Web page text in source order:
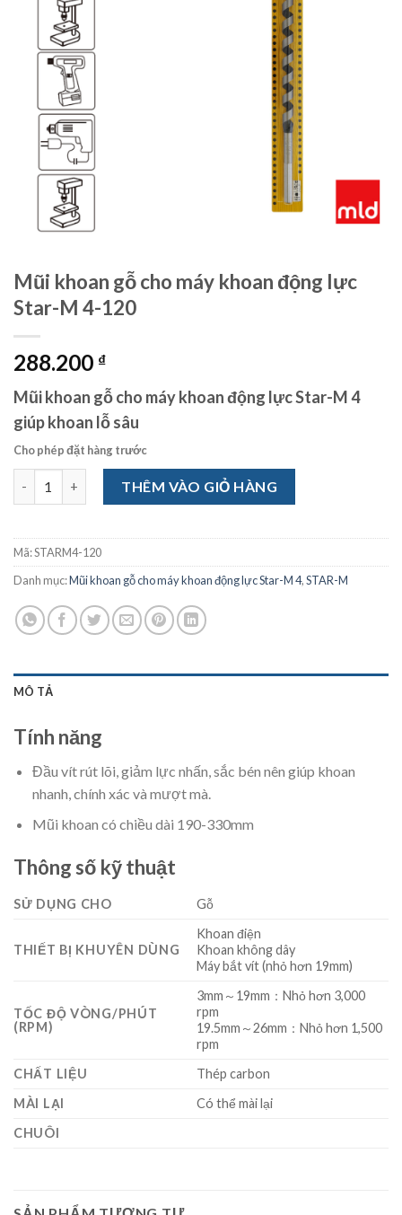
Mũi khoan gỗ cho máy khoan động lực
Star-M 4-120
288.200 ₫
Mũi khoan gỗ cho máy khoan động lực Star-M 4
giúp khoan lỗ sâu
Cho phép đặt hàng trước
Mũi khoan gỗ cho máy khoan động lực Star-M 4-120 số lượng
THÊM VÀO GIỎ HÀNG
Mã:STARM4-120
Danh mục:Mũi khoan gỗ cho máy khoan động lực Star-M 4,STAR-M
MÔ TẢ
Tính năng
Đầu vít rút lõi, giảm lực nhấn, sắc bén nên giúp khoan
nhanh, chính xác và mượt mà.
Mũi khoan có chiều dài 190-330mm
Thông số kỹ thuật
SỬ DỤNG CHO Gỗ
THIẾT BỊ KHUYÊN DÙNG
Khoan điện
Khoan không dây
Máy bắt vít (nhỏ hơn 19mm)
TỐC ĐỘ VÒNG/PHÚT
(RPM)
3mm～19mm：Nhỏ hơn 3,000
rpm
19.5mm～26mm：Nhỏ hơn 1,500
rpm
CHẤT LIỆU
Thép carbon
MÀI LẠI
Có thể mài lại
CHUÔI